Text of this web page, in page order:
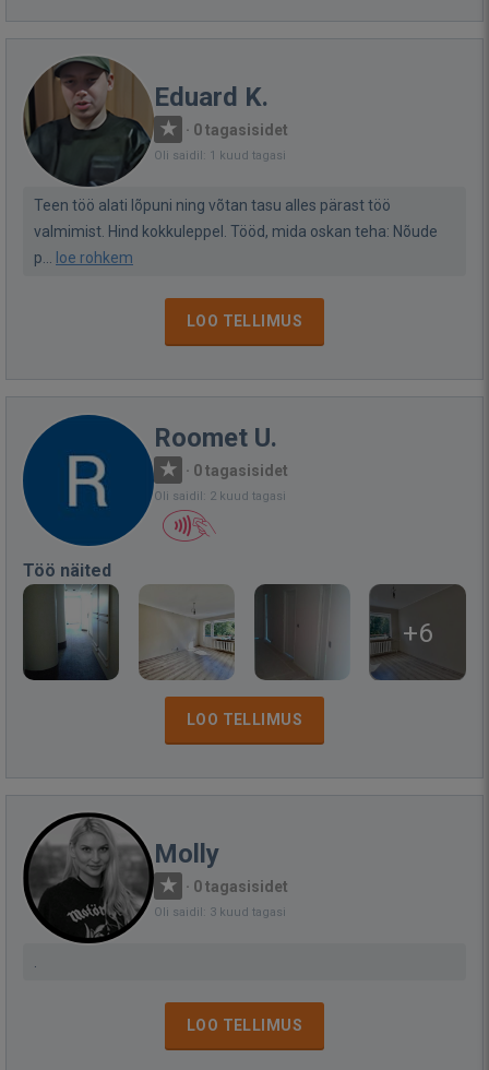
Eduard K.
· 0 tagasisidet
Oli saidil: 1 kuud tagasi
Teen töö alati lõpuni ning võtan tasu alles pärast töö
valmimist. Hind kokkuleppel. Tööd, mida oskan teha: Nõude
p...
loe rohkem
LOO TELLIMUS
Roomet U.
· 0 tagasisidet
Oli saidil: 2 kuud tagasi
Töö näited
+6
LOO TELLIMUS
Molly
· 0 tagasisidet
Oli saidil: 3 kuud tagasi
LOO TELLIMUS